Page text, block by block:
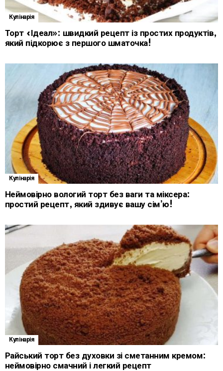
Кулінарія
Торт «Ідеал»: швидкий рецепт із простих продуктів,
який підкорює з першого шматочка!
Кулінарія
Неймовірно вологий торт без ваги та міксера:
простий рецепт, який здивує вашу сім’ю!
Кулінарія
Райський торт без духовки зі сметанним кремом:
неймовірно смачний і легкий рецепт